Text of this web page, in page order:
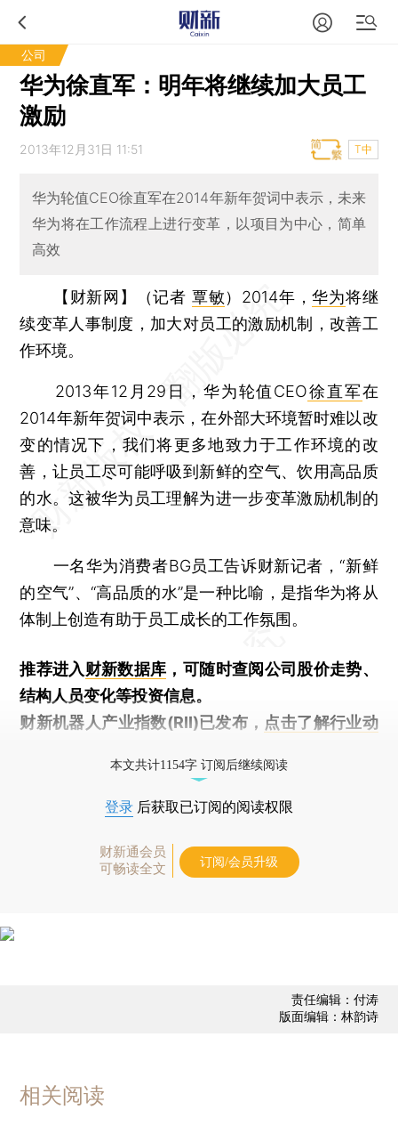
公司
华为徐直军：明年将继续加大员工
激励
2013年12月31日 11:51 T中
华为轮值CEO徐直军在2014年新年贺词中表示，未来
华为将在工作流程上进行变革，以项目为中心，简单
高效
【财新网】（记者 覃敏） 2014年，华为将继
续变革人事制度，加大对员工的激励机制，改善工
作环境。
2013年12月29日，华为轮值CEO徐直军在
2014年新年贺词中表示，在外部大环境暂时难以改
变的情况下，我们将更多地致力于工作环境的改
善，让员工尽可能呼吸到新鲜的空气、饮用高品质
的水。这被华为员工理解为进一步变革激励机制的
意味。
一名华为消费者BG员工告诉财新记者，“新鲜
的空气”、“高品质的水”是一种比喻，是指华为将从
体制上创造有助于员工成长的工作氛围。
推荐进入财新数据库 ，可随时查阅公司股价走势、
结构人员变化等投资信息。
财新机器人产业指数(RII)已发布， 点击了解行业动
本文共计1154字 订阅后继续阅读
登录 后获取已订阅的阅读权限
财新通会员
可畅读全文
订阅/会员升级
责任编辑：付涛
版面编辑：林韵诗
相关阅读